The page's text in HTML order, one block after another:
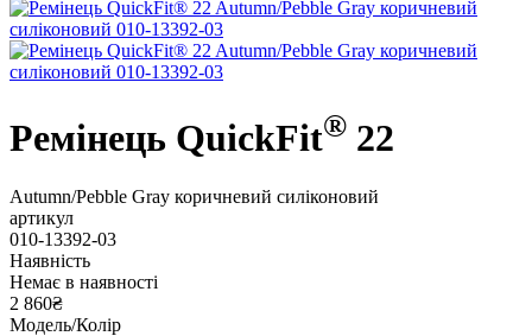
Ремінець QuickFit® 22
Autumn/Pebble Gray коричневий силіконовий
артикул
010-13392-03
Наявність
Немає в наявності
2 860₴
Модель/Колір